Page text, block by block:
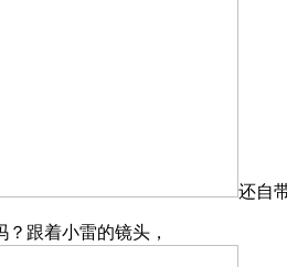
还自
跟着小雷的镜头，